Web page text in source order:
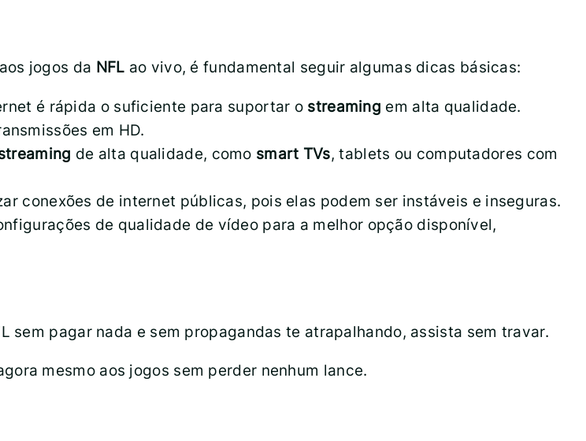
jogos da NFL ao vivo, é fundamental seguir algumas dicas básicas:
é rápida o suficiente para suportar o streaming em alta qualidade.
em HD.
de alta qualidade, como smart TVs, tablets ou computadores com
conexões de internet públicas, pois elas podem ser instáveis e inseguras.
de qualidade de vídeo para a melhor opção disponível,
sem pagar nada e sem propagandas te atrapalhando, assista sem travar.
mesmo aos jogos sem perder nenhum lance.